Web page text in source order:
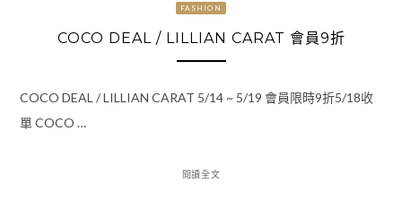
FASHION
COCO DEAL / LILLIAN CARAT 會員9折
COCO DEAL / LILLIAN CARAT 5/14 ~ 5/19 會員限時9折5/18收
單 COCO …
閱讀全文